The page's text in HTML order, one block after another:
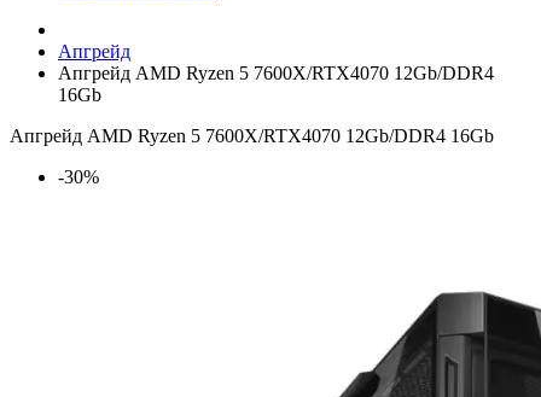
Апгрейд
Апгрейд AMD Ryzen 5 7600X/RTX4070 12Gb/DDR4
16Gb
Апгрейд AMD Ryzen 5 7600X/RTX4070 12Gb/DDR4 16Gb
-30%